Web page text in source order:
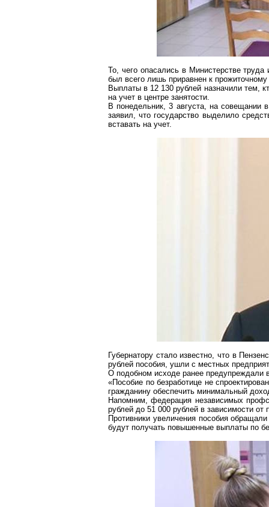
То, чего опасались в Министерстве
был всего лишь приравнен к
Выплаты в 12 130 рублей назначили тем,
на учет в центре занятости.
В понедельник, 3 августа, на совещании
заявил, что государство выделило
вставать на учет.
Губернатору стало известно, что в
рублей пособия, ушли с местных
О подобном исходе ранее предупреждали
«Пособие по безработице не
гражданину обеспечить минимальный
Напомним, федерация независимых
рублей до 51 000 рублей в зависимости от
Противники увеличения пособия
будут получать повышенные выплаты по